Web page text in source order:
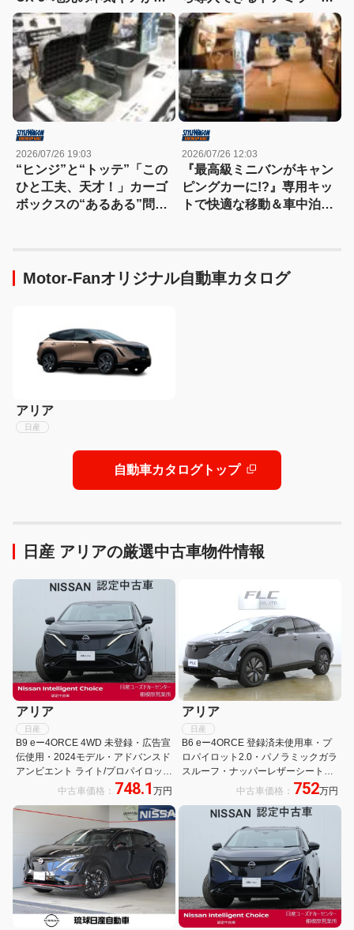
合したマツダブースが熱す
ぎる！
すごく便利！【東京キャン
ピングカーショー2026】
2026/07/26 19:03
“ヒンジ”と“トッテ”「この
ひと工夫、天才！」カーゴ
ボックスの“あるある”問題
2026/07/26 12:03
『最高級ミニバンがキャン
ピングカーに!?』専用キッ
トで快適な移動＆車中泊を
Motor-Fanオリジナル自動車カタログ
アリア
日産
自動車カタログトップ
日産 アリアの厳選中古車物件情報
アリア
日産
B9 eー4ORCE 4WD 未登録・広告宣
伝使用・2024モデル・アドバンスド
アンビエント ライト/プロパイロット
2.0プロパイロットリモートパーキン
仕様 クリアビューパッケージ/BOSE
中古車価格： 748.1 万円
アリア
日産
B6 eー4ORCE 登録済未使用車・プ
ロパイロット2.0・パノラミックガラ
スルーフ・ナッパーレザーシート・
NISSAN CONNECTナビ・BOSEプ
中古車価格： 752万円